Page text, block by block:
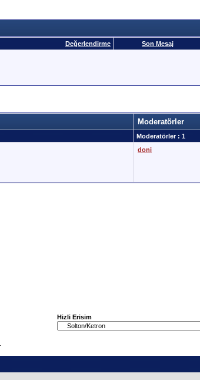
Değerlendirme Son Mesaj
Moderatörler
Moderatörler : 1
doni
Hizli Erisim